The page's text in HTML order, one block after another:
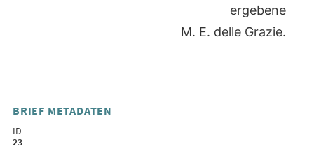
ergebene
M. E. delle Grazie.
BRIEF METADATEN
ID
23